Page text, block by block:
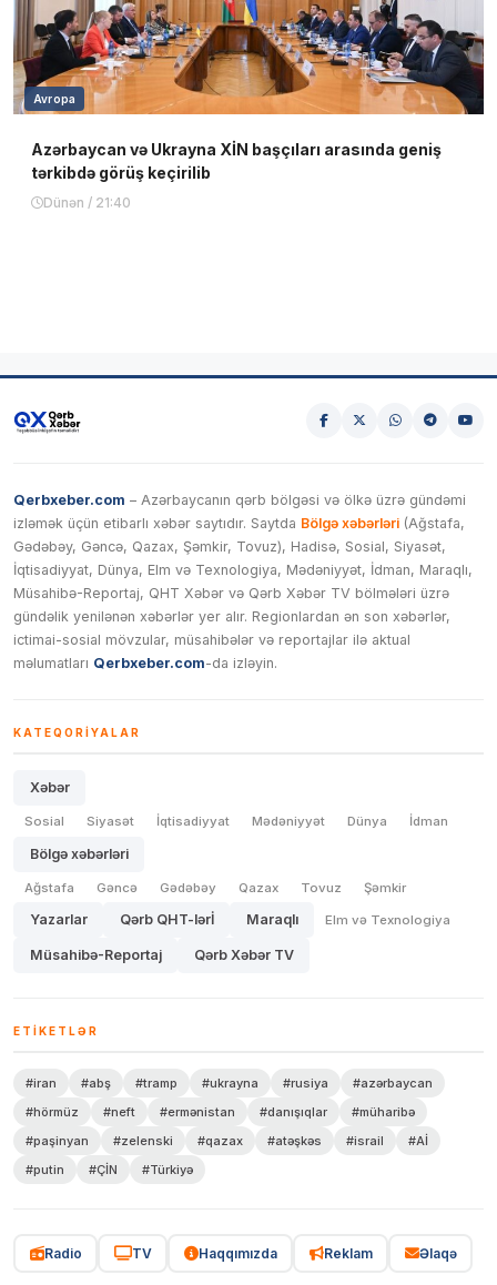
Avropa
Azərbaycan və Ukrayna XİN başçıları arasında geniş
tərkibdə görüş keçirilib
Dünən / 21:40
Qerbxeber.com – Azərbaycanın qərb bölgəsi və ölkə üzrə gündəmi
izləmək üçün etibarlı xəbər saytıdır. Saytda Bölgə xəbərləri (Ağstafa,
Gədəbəy, Gəncə, Qazax, Şəmkir, Tovuz), Hadisə, Sosial, Siyasət,
İqtisadiyyat, Dünya, Elm və Texnologiya, Mədəniyyət, İdman, Maraqlı,
Müsahibə-Reportaj, QHT Xəbər və Qərb Xəbər TV bölmələri üzrə
gündəlik yenilənən xəbərlər yer alır. Regionlardan ən son xəbərlər,
ictimai-sosial mövzular, müsahibələr və reportajlar ilə aktual
məlumatları Qerbxeber.com-da izləyin.
KATEQORIYALAR
Xəbər
Sosial Siyasət İqtisadiyyat Mədəniyyət Dünya İdman
Bölgə xəbərləri
Ağstafa Gəncə Gədəbəy Qazax Tovuz Şəmkir
Yazarlar Qərb QHT-lərİ Maraqlı Elm və Texnologiya
Müsahibə-Reportaj Qərb Xəbər TV
ETIKETLƏR
#iran #abş #tramp #ukrayna #rusiya
#azərbaycan
#hörmüz
#neft #ermənistan #danışıqlar
#müharibə
#paşinyan
#zelenski #qazax #atəşkəs #israil
#Aİ
#putin
#ÇİN #Türkiyə
Radio TV Haqqımızda Reklam Əlaqə